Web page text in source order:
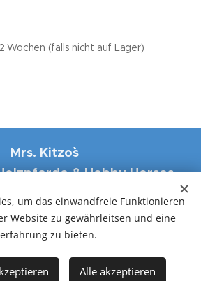
Wochen (falls nicht auf Lager)
Warenkorb hinzufügen
Mrs. Kitzo``s
& Hobby Horses,
Cookies
um das einwandfreie Funktionieren
Website zu gewährleitsen und eine
zu bieten.
Alle akzeptieren